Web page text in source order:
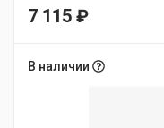
7 115 ₽
В наличии